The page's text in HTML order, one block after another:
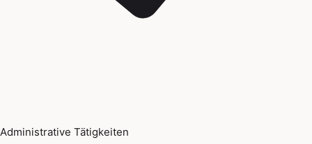
Administrative Tätigkeiten